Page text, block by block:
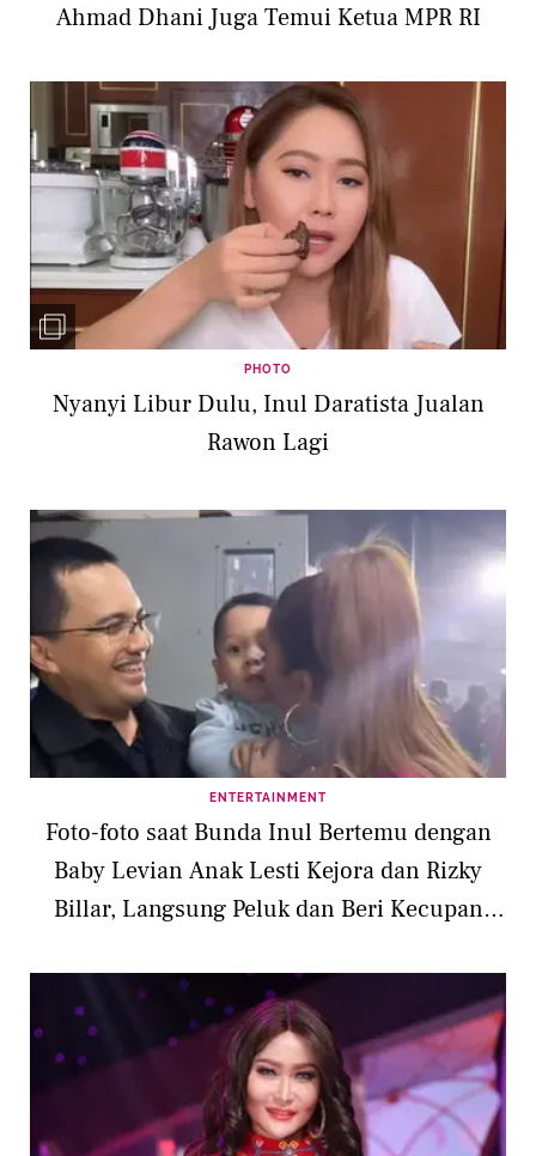
Ahmad Dhani Juga Temui Ketua MPR RI
PHOTO
Nyanyi Libur Dulu, Inul Daratista Jualan
Rawon Lagi
ENTERTAINMENT
Foto-foto saat Bunda Inul Bertemu dengan
Baby Levian Anak Lesti Kejora dan Rizky
Billar, Langsung Peluk dan Beri Kecupan